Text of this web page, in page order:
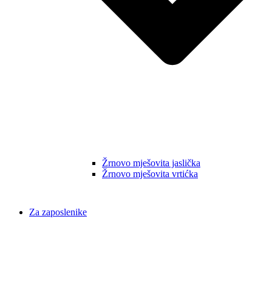
Žrnovo mješovita jaslička
Žrnovo mješovita vrtićka
Za zaposlenike